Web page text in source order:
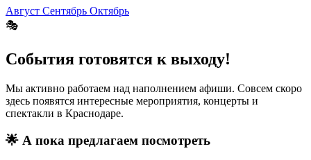
Август Сентябрь Октябрь
🎭
События готовятся к выходу!
Мы активно работаем над наполнением афиши. Совсем скоро
здесь появятся интересные мероприятия, концерты и
спектакли в Краснодаре.
🌟 А пока предлагаем посмотреть